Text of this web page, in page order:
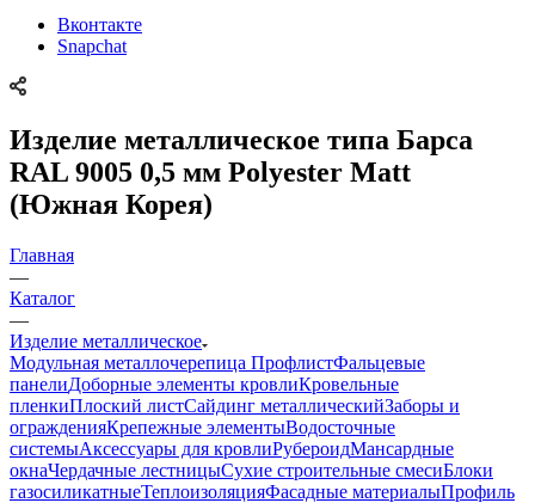
Вконтакте
Snapchat
Изделие металлическое типа Барса
RAL 9005 0,5 мм Polyester Matt
(Южная Корея)
Главная
—
Каталог
—
Изделие металлическое
Модульная металлочерепица ПрофлистФальцевые
панелиДоборные элементы кровлиКровельные
пленкиПлоский листСайдинг металлическийЗаборы и
огражденияКрепежные элементыВодосточные
системыАксессуары для кровлиРубероидМансардные
окнаЧердачные лестницыСухие строительные смесиБлоки
газосиликатныеТеплоизоляцияФасадные материалыПрофиль